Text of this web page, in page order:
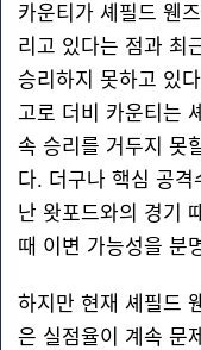
카운티가 셰필드 웬
리고 있다는 점과 최
승리하지 못하고 있
고로 더비 카운티는
속 승리를 거두지 못
다. 더구나 핵심 공격
난 왓포드와의 경기
때 이변 가능성을 분
하지만 현재 셰필드
은 실점율이 계속 문